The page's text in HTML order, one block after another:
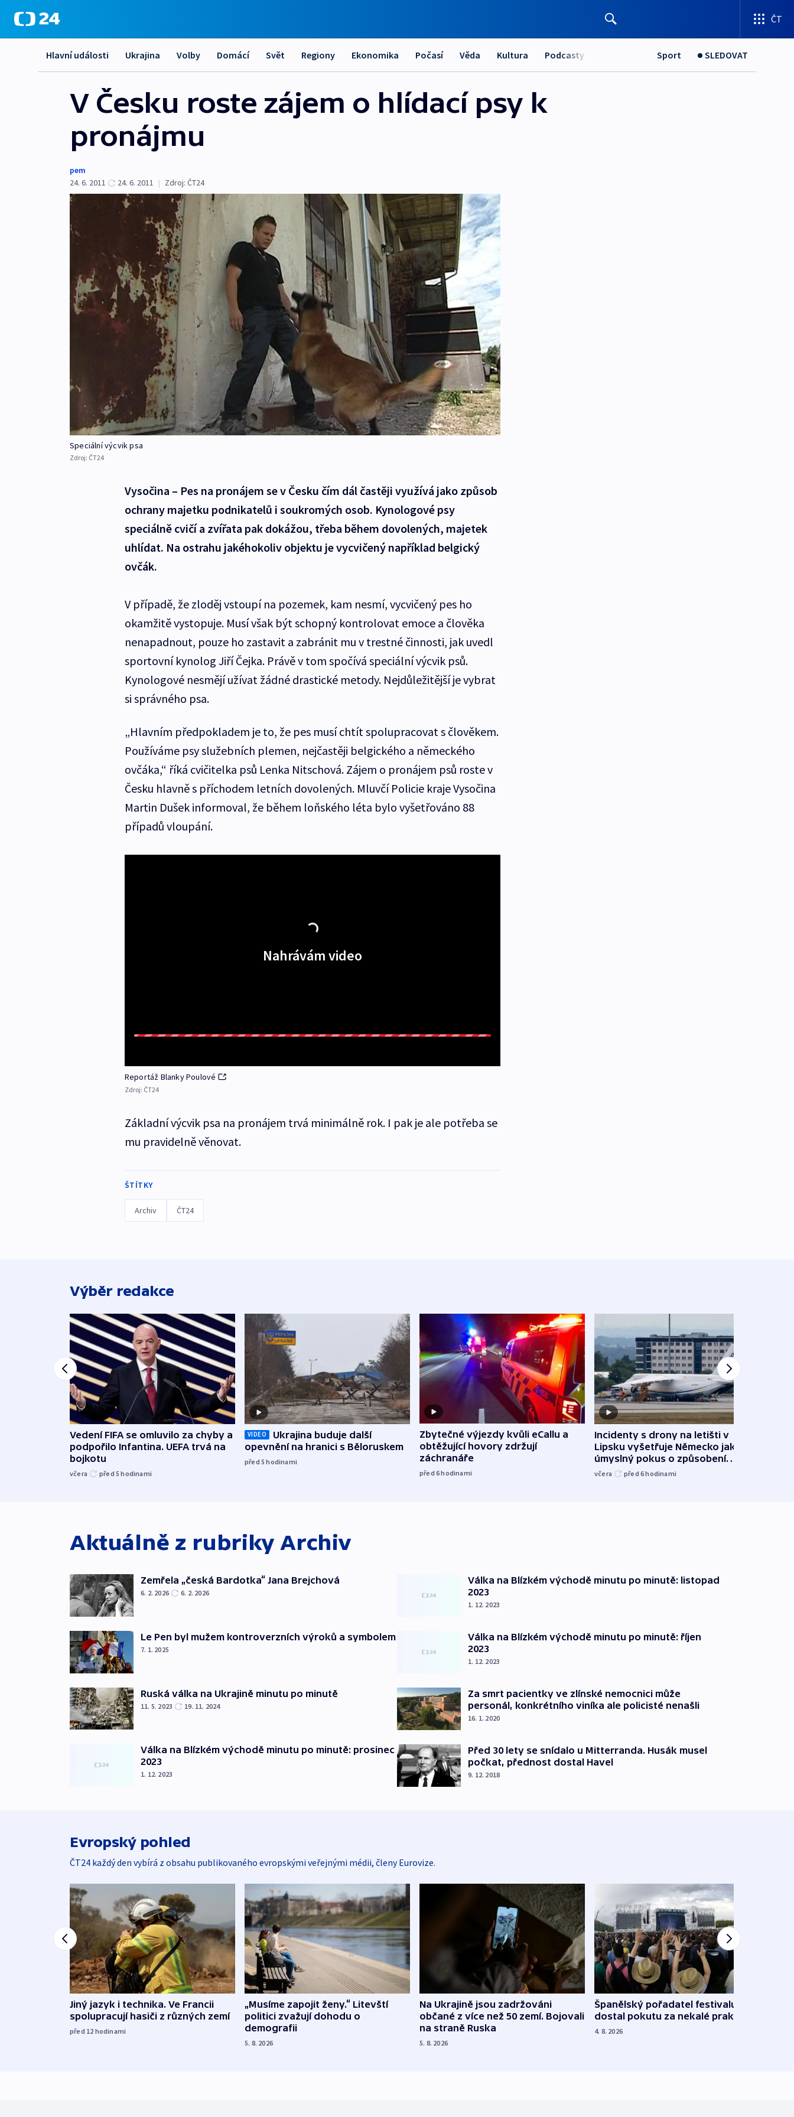
ČT
Hlavní události Ukrajina Volby Domácí Svět Regiony Ekonomika Počasí Věda Kultura Podcasty Sport SLEDOVAT
V Česku roste zájem o hlídací psy k
pronájmu
pem
24. 6. 2011
24. 6. 2011 | Zdroj: ČT24
Speciální výcvik psa
Zdroj: ČT24
Vysočina – Pes na pronájem se v Česku čím dál častěji využívá jako způsob
ochrany majetku podnikatelů i soukromých osob. Kynologové psy
speciálně cvičí a zvířata pak dokážou, třeba během dovolených, majetek
uhlídat. Na ostrahu jakéhokoliv objektu je vycvičený například belgický
ovčák.
V případě, že zloděj vstoupí na pozemek, kam nesmí, vycvičený pes ho
okamžitě vystopuje. Musí však být schopný kontrolovat emoce a člověka
nenapadnout, pouze ho zastavit a zabránit mu v trestné činnosti, jak uvedl
sportovní kynolog Jiří Čejka. Právě v tom spočívá speciální výcvik psů.
Kynologové nesmějí užívat žádné drastické metody. Nejdůležitější je vybrat
si správného psa.
„Hlavním předpokladem je to, že pes musí chtít spolupracovat s člověkem.
Používáme psy služebních plemen, nejčastěji belgického a německého
ovčáka,“ říká cvičitelka psů Lenka Nitschová. Zájem o pronájem psů roste v
Česku hlavně s příchodem letních dovolených. Mluvčí Policie kraje Vysočina
Martin Dušek informoval, že během loňského léta bylo vyšetřováno 88
případů vloupání.
Nahrávám video
Reportáž Blanky Poulové
Zdroj: ČT24
Základní výcvik psa na pronájem trvá minimálně rok. I pak je ale potřeba se
mu pravidelně věnovat.
ŠTÍTKY
Archiv ČT24
Výběr redakce
Vedení FIFA se omluvilo za chyby a
podpořilo Infantina. UEFA trvá na
bojkotu
včera před 5hodinami
VIDEO
Ukrajina buduje další
opevnění na hranici s Běloruskem
před 5hodinami
Zbytečné výjezdy kvůli eCallu a
obtěžující hovory zdržují
záchranáře
před 6hodinami
Incidenty s drony na letišti v
Lipsku vyšetřuje Německo jako
úmyslný pokus o způsobení
exploze
včera před 6hodinami
Aktuálně z rubriky Archiv
Zemřela „česká Bardotka“ Jana Brejchová
6. 2. 2026 6. 2. 2026
Le Pen byl mužem kontroverzních výroků a symbolem
7. 1. 2025
Ruská válka na Ukrajině minutu po minutě
11. 5. 2023 19. 11. 2024
Válka na Blízkém východě minutu po minutě: prosinec
2023
1. 12. 2023
Válka na Blízkém východě minutu po minutě: listopad
2023
1. 12. 2023
Válka na Blízkém východě minutu po minutě: říjen
2023
1. 12. 2023
Za smrt pacientky ve zlínské nemocnici může
personál, konkrétního viníka ale policisté nenašli
16. 1. 2020
Před 30 lety se snídalo u Mitterranda. Husák musel
počkat, přednost dostal Havel
9. 12. 2018
Evropský pohled
ČT24 každý den vybírá z obsahu publikovaného evropskými veřejnými médii, členy Eurovize.
Jiný jazyk i technika. Ve Francii
spolupracují hasiči z různých zemí
před 12 hodinami
„Musíme zapojit ženy.“ Litevští
politici zvažují dohodu o
demografii
5. 8. 2026
Na Ukrajině jsou zadržováni
občané z více než 50 zemí. Bojovali
na straně Ruska
5. 8. 2026
Španělský pořadatel festivalu
dostal pokutu za nekalé praktiky
4. 8. 2026